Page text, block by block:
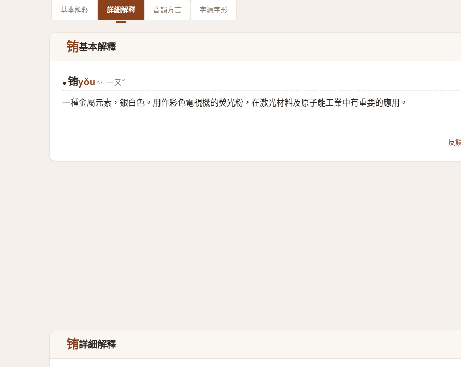
基本解釋 詳細解釋 音韻方言 字源字形
铕基本解釋
● 铕yǒu ㄧㄡˇ
一種金屬元素，銀白色。用作彩色電視機的熒光粉，在激光材料及原子能工業中有重要的應用。
反
铕詳細解釋